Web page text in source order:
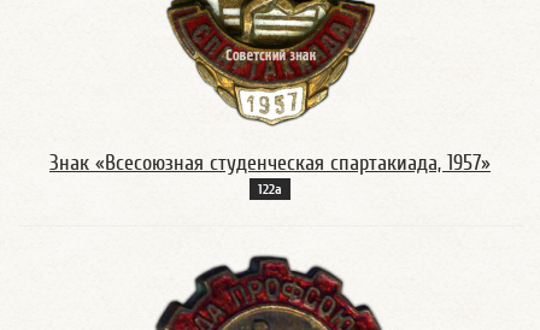
Знак «Всесоюзная студенческая спартакиада, 1957»
122а